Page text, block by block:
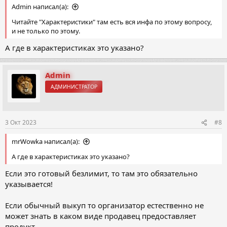
Admin написал(а):
Читайте "Характеристики" там есть вся инфа по этому вопросу,
и не только по этому.
А где в характеристиках это указано?
Admin
АДМИНИСТРАТОР
3 Окт 2023 #8
mrWowka написал(а):
А где в характеристиках это указано?
Если это готовый безлимит, то там это обязательно
указывается!
Если обычный выкуп то организатор естественно не
может знать в каком виде продавец предоставляет